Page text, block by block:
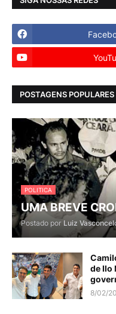
POSTAGENS POPULARES
POLITICA
UMA BREVE
Postado por Luiz
de Ilo
8/02/